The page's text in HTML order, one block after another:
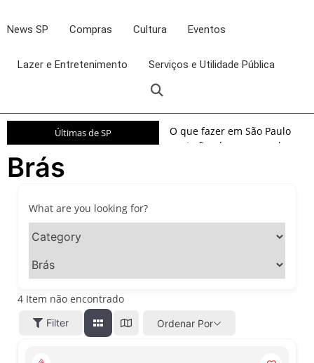
News SP Compras Cultura Eventos
Lazer e Entretenimento Serviços e Utilidade Pública
Últimas de SP
O que fazer em São Paulo
neste fim de semana: shows,
passeios imperdíveis nos
dias 8 e 9 de agosto de 2026
transforma o Bixiga em um
pedaço da Itália durante
em agosto de 2026: festas
Brás
What are you looking for?
4 Item não encontrado
Filter Ordenar Por